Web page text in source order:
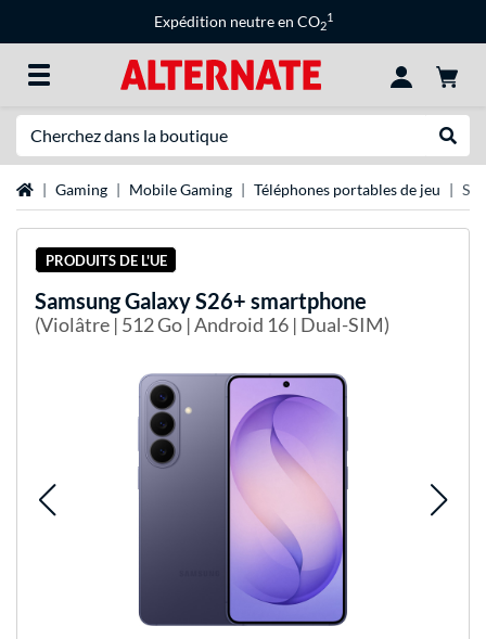
Expédition neutre en CO2
1
Page d'accueil
Gaming Mobile Gaming Téléphones portables de jeu
PRODUITS DE L'UE
SamsungGalaxy S26+ smartphone
(Violâtre | 512 Go | Android 16 | Dual-SIM)